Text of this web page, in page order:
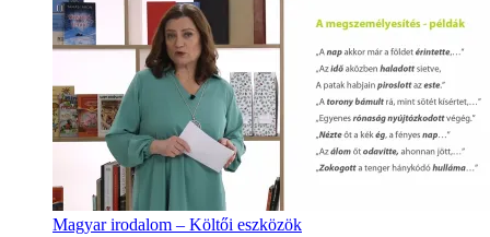
Magyar irodalom – Költői eszközök